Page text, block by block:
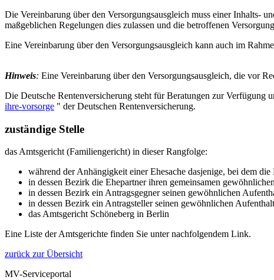
Die Vereinbarung über den Versorgungsausgleich muss einer Inhalts-
maßgeblichen Regelungen dies zulassen und die betroffenen
Eine Vereinbarung über den Versorgungsausgleich kann auch im
Hinweis: Eine Vereinbarung über den Versorgungsausgleich, die vor
Die Deutsche Rentenversicherung steht für Beratungen zur Verfügung
ihre-vorsorge " der Deutschen Rentenversicherung.
zuständige Stelle
das Amtsgericht (Familiengericht) in dieser Rangfolge:
während der Anhängigkeit einer Ehesache dasjenige, bei dem
in dessen Bezirk die Ehepartner ihren gemeinsamen
in dessen Bezirk ein Antragsgegner seinen gewöhnlichen
in dessen Bezirk ein Antragsteller seinen gewöhnlichen
das Amtsgericht Schöneberg in Berlin
Eine Liste der Amtsgerichte finden Sie unter nachfolgendem Link.
zurück zur Übersicht
MV-Serviceportal